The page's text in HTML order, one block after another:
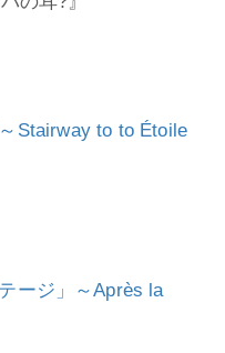
Stairway to to Étoile
ージ」～Après la